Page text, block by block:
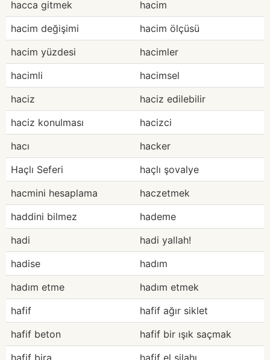
hacca gitmek
hacim
hacim değişimi
hacim ölçüsü
hacim yüzdesi
hacimler
hacimli
hacimsel
haciz
haciz edilebilir
haciz konulması
hacizci
hacı
hacker
Haçlı Seferi
haçlı şovalye
hacmini hesaplama
haczetmek
haddini bilmez
hademe
hadi
hadi yallah!
hadise
hadım
hadım etme
hadım etmek
hafif
hafif ağır siklet
hafif beton
hafif bir ışık saçmak
hafif bira
hafif el silahı